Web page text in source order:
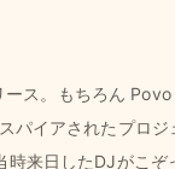
ス。もちろん
パイアされたプロ
来日したDJがこぞ